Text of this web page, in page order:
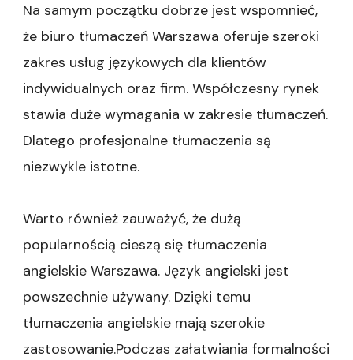
–
zastosowanie
Na samym początku dobrze jest wspomnieć,
że biuro tłumaczeń Warszawa oferuje szeroki
zakres usług językowych dla klientów
indywidualnych oraz firm. Współczesny rynek
stawia duże wymagania w zakresie tłumaczeń.
Dlatego profesjonalne tłumaczenia są
niezwykle istotne.
Warto również zauważyć, że dużą
popularnością cieszą się tłumaczenia
angielskie Warszawa. Język angielski jest
powszechnie używany. Dzięki temu
tłumaczenia angielskie mają szerokie
zastosowanie.Podczas załatwiania formalności